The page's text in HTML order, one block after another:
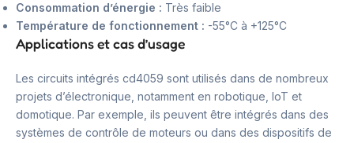
Consommation d’énergie : Très faible
Température de fonctionnement : -55°C à +125°C
Applications et cas d’usage
Les circuits intégrés cd4059 sont utilisés dans de nombreux
projets d’électronique, notamment en robotique, IoT et
domotique. Par exemple, ils peuvent être intégrés dans des
systèmes de contrôle de moteurs ou dans des dispositifs de